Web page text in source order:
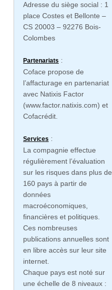
Adresse du siège social : 1
place Costes et Bellonte –
CS 20003 – 92276 Bois-
Colombes
Partenariats :
Coface propose de
l’affacturage en partenariat
avec Natixis Factor
(www.factor.natixis.com) et
Cofacrédit.
Services :
La compagnie effectue
régulièrement l’évaluation
sur les risques dans plus de
160 pays à partir de
données
macroéconomiques,
financières et politiques.
Ces nombreuses
publications annuelles sont
en libre accès sur leur site
internet.
Chaque pays est noté sur
une échelle de 8 niveaux :